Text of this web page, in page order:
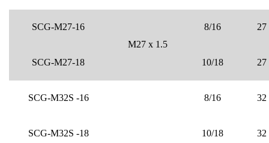
SCG-M27-16
M27 x 1.5
8/16 27
SCG-M27-18 10/18 27
SCG-M32S -16 8/16 32
SCG-M32S -18 10/18 32